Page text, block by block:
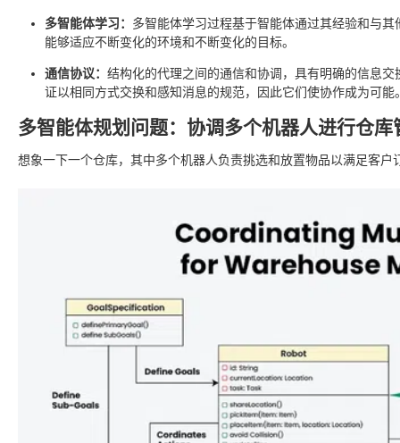
多智能体学习： 多智能体学习过程基于智能体通过其经验和与
能够适应不断变化的环境和不断变化的目标。
通信协议： 结构化的代理之间的通信和协调，具有明确的信息
证以相同方式交换和感知消息的规范，因此它们使协作成为可能
多智能体规划问题：协调多个机器人进行仓库
想象一下一个仓库，其中多个机器人负责挑选和放置物品以满足客户